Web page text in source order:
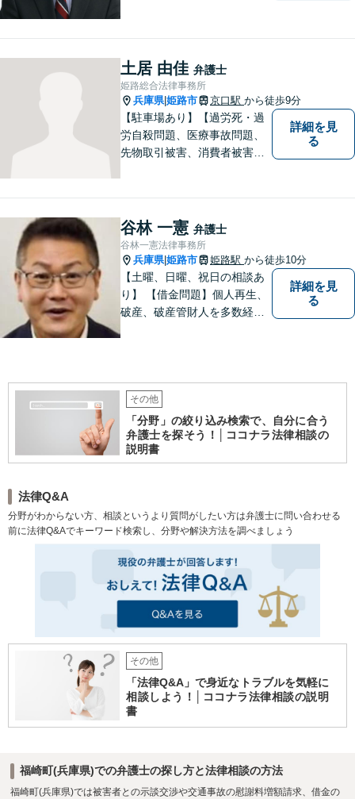
いと考えています。 お気軽に
ご相談ください。
土居 由佳 弁護士
姫路総合法律事務所
兵庫県|姫路市 京口駅 から徒歩9分
【駐車場あり】【過労死・過
労自殺問題、医療事故問題、
先物取引被害、消費者被害、
い社会になるためのお力にな
ることができればと考えてい
ます。 お気軽にご相談くださ
い。
詳細を見
る
谷林 一憲 弁護士
谷林一憲法律事務所
兵庫県|姫路市 姫路駅 から徒歩10分
【土曜、日曜、祝日の相談あ
り】 【借金問題】個人再生、
破産、破産管財人を多数経
す。 【交通事故】後遺障害の
認定を獲得した事案を多数経
験。
詳細を見
る
その他
「分野」の絞り込み検索で、自分に合う
弁護士を探そう！│ココナラ法律相談の
説明書
法律Q&A
分野がわからない方、相談というより質問がしたい方は弁護士に問い合わせる
前に法律Q&Aでキーワード検索し、分野や解決方法を調べましょう
その他
「法律Q&A」で身近なトラブルを気軽に
相談しよう！│ココナラ法律相談の説明
書
福崎町(兵庫県)での弁護士の探し方と法律相談の方法
福崎町(兵庫県)では被害者との示談交渉や交通事故の慰謝料増額請求、借金の